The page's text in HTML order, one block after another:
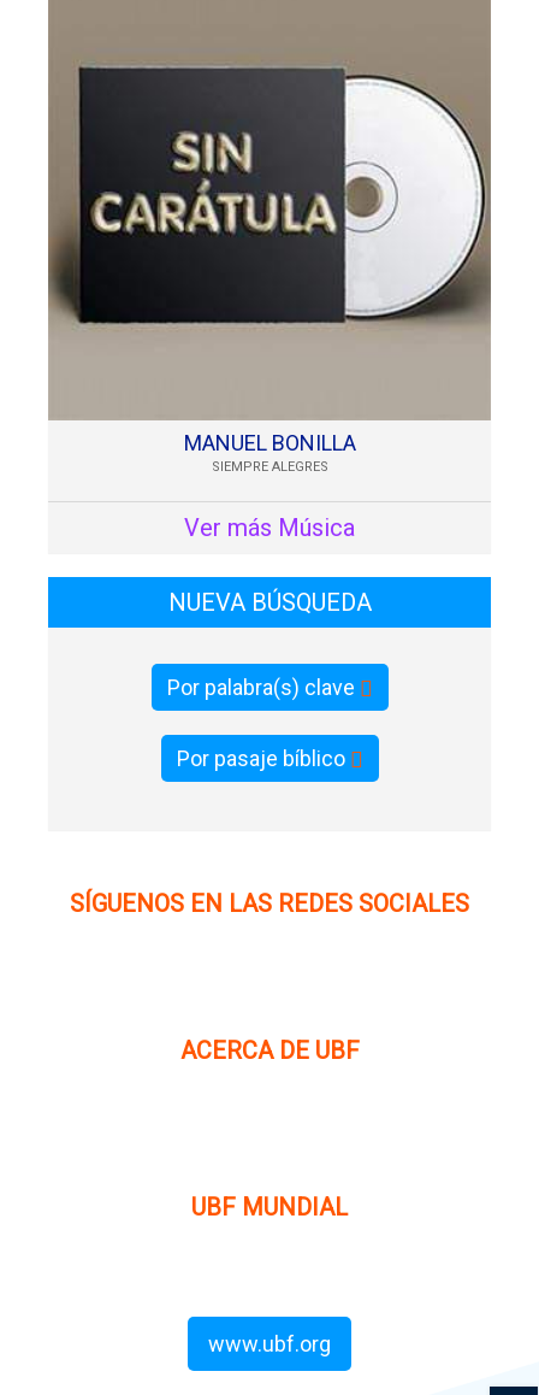
MANUEL BONILLA
SIEMPRE ALEGRES
Ver más Música
NUEVA BÚSQUEDA
Por palabra(s) clave
Por pasaje bíblico
SÍGUENOS EN LAS REDES SOCIALES
ACERCA DE UBF
UBF MUNDIAL
www.ubf.org